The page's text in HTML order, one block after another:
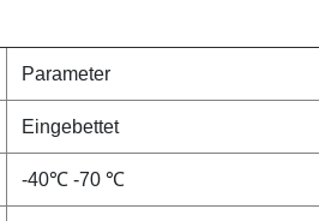
Parameter
Eingebettet
-40℃ -70 ℃